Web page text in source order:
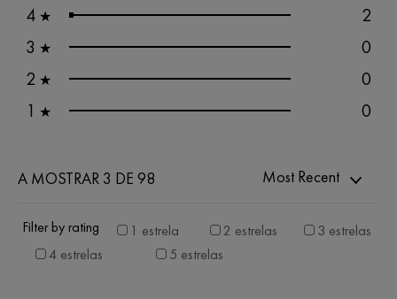
4 ★
2
3 ★
0
2 ★
0
1 ★ 0
A MOSTRAR 3 DE 98 Most Recent
Filter by rating 1 estrela 2 estrelas
3 estrelas
4 estrelas
5 estrelas